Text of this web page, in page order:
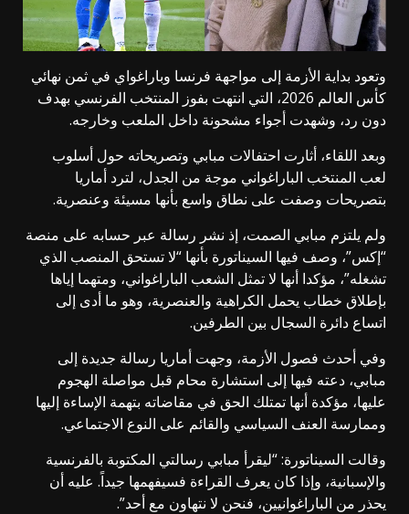
وتعود بداية الأزمة إلى مواجهة فرنسا وباراغواي في ثمن نهائي
كأس العالم 2026، التي انتهت بفوز المنتخب الفرنسي بهدف
دون رد، وشهدت أجواء مشحونة داخل الملعب وخارجه.
وبعد اللقاء، أثارت احتفالات مبابي وتصريحاته حول أسلوب
لعب المنتخب الباراغواني موجة من الجدل، لترد أماريا
بتصريحات وصفت على نطاق واسع بأنها مسيئة وعنصرية.
ولم يلتزم مبابي الصمت، إذ نشر رسالة عبر حسابه على منصة
“إكس”، وصف فيها السيناتورة بأنها “لا تستحق المنصب الذي
تشغله”، مؤكدا أنها لا تمثل الشعب الباراغواني، ومتهما إياها
بإطلاق خطاب يحمل الكراهية والعنصرية، وهو ما أدى إلى
اتساع دائرة السجال بين الطرفين.
وفي أحدث فصول الأزمة، وجهت أماريا رسالة جديدة إلى
مبابي، دعته فيها إلى استشارة محام قبل مواصلة الهجوم
عليها، مؤكدة أنها تمتلك الحق في مقاضاته بتهمة الإساءة إليها
وممارسة العنف السياسي والقائم على النوع الاجتماعي.
وقالت السيناتورة: “ليقرأ مبابي رسالتي المكتوبة بالفرنسية
والإسبانية، وإذا كان يعرف القراءة فسيفهمها جيداً. عليه أن
يحذر من الباراغوانيين، فنحن لا نتهاون مع أحد”.